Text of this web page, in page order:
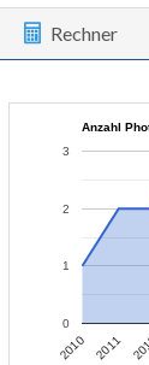
Rechner
Anzahl
2010 2011
0
1
2
3